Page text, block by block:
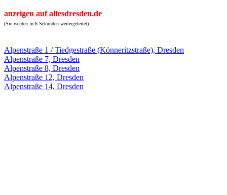
anzeigen auf altesdresden.de
(Sie werden in 6 Sekunden weitergeleitet)
Alpenstraße 1 / Tiedgestraße (Könneritzstraße), Dresden
Alpenstraße 7, Dresden
Alpenstraße 8, Dresden
Alpenstraße 12, Dresden
Alpenstraße 14, Dresden